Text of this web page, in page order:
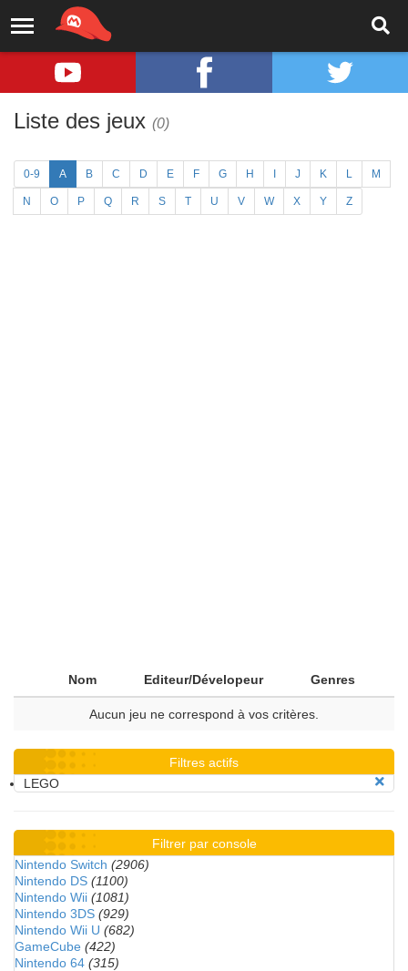
Liste des jeux (0)
0-9 A B C D E F G H J K L M
N O P Q R S T U V W X Y Z
Nom Editeur/Dévelopeur Genres
Aucun jeu ne correspond à vos critères.
Filtres actifs
LEGO
Filtrer par console
Nintendo Switch (2906)
Nintendo DS (1100)
Nintendo Wii (1081)
Nintendo 3DS (929)
Nintendo Wii U (682)
GameCube (422)
Nintendo 64 (315)